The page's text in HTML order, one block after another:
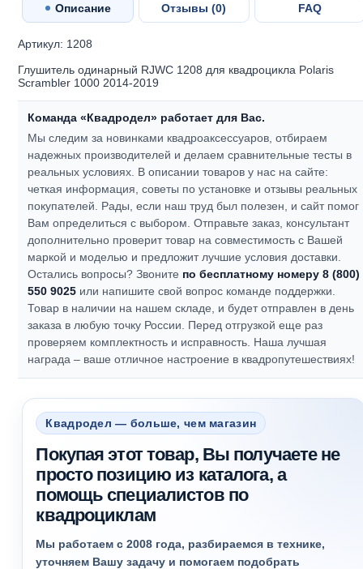
Описание Отзывы (0) FAQ
Артикул: 1208
Глушитель одинарный RJWC 1208 для квадроцикла Polaris
Scrambler 1000 2014-2019
Команда «Квадродел» работает для Вас.
Мы следим за новинками квадроаксессуаров, отбираем
надежных производителей и делаем сравнительные тесты в
реальных условиях. В описании товаров у нас на сайте:
четкая информация, советы по установке и отзывы реальных
покупателей. Рады, если наш труд был полезен, и сайт помог
Вам определиться с выбором.Отправьте заказ, консультант
дополнительно проверит товар на совместимость с Вашей
маркой и моделью и предложит лучшие условия доставки.
Остались вопросы? Звоните по бесплатному номеру 8 (800)
550 9025 или напишите свой вопрос команде поддержки.
Товар в наличии на нашем складе, и будет отправлен в день
заказа в любую точку России. Перед отгрузкой еще раз
проверяем комплектность и исправность. Наша лучшая
награда – ваше отличное настроение в квадропутешествиях!
Квадродел — больше, чем магазин
Покупая этот товар, Вы получаете не
просто позицию из каталога, а
помощь специалистов по
квадроциклам
Мы работаем с 2008 года, разбираемся в технике,
уточняем Вашу задачу и помогаем подобрать